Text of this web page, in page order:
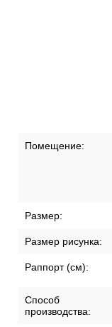
Помещение:
Размер:
Размер рисунка:
Раппорт (см):
Способ
производства: